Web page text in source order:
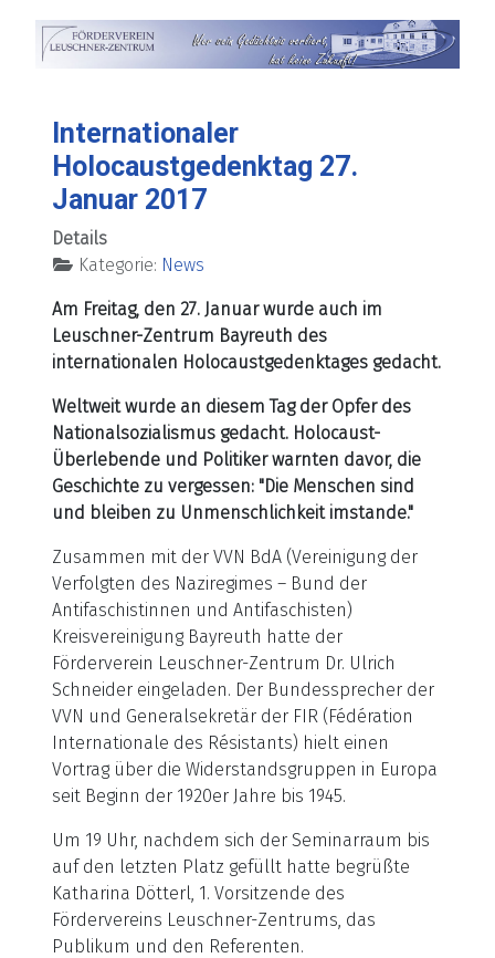
Internationaler
Holocaustgedenktag 27.
Januar 2017
Details
Kategorie: News
Am Freitag, den 27. Januar wurde auch im
Leuschner-Zentrum Bayreuth des
internationalen Holocaustgedenktages gedacht.
Weltweit wurde an diesem Tag der Opfer des
Nationalsozialismus gedacht. Holocaust-
Überlebende und Politiker warnten davor, die
Geschichte zu vergessen: "Die Menschen sind
und bleiben zu Unmenschlichkeit imstande."
Zusammen mit der VVN BdA (Vereinigung der
Verfolgten des Naziregimes – Bund der
Antifaschistinnen und Antifaschisten)
Kreisvereinigung Bayreuth hatte der
Förderverein Leuschner-Zentrum Dr. Ulrich
Schneider eingeladen. Der Bundessprecher der
VVN und Generalsekretär der FIR (Fédération
Internationale des Résistants) hielt einen
Vortrag über die Widerstandsgruppen in Europa
seit Beginn der 1920er Jahre bis 1945.
Um 19 Uhr, nachdem sich der Seminarraum bis
auf den letzten Platz gefüllt hatte begrüßte
Katharina Dötterl, 1. Vorsitzende des
Fördervereins Leuschner-Zentrums, das
Publikum und den Referenten.